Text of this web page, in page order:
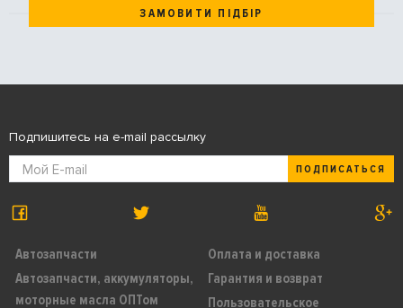
ЗАМОВИТИ ПІДБІР
Автозапчасти
Автозапчасти, аккумуляторы,
моторные масла ОПТом
Оплата и доставка
Гарантия и возврат
Пользовательское
Подпишитесь на e-mail рассылку
ПОДПИСАТЬСЯ